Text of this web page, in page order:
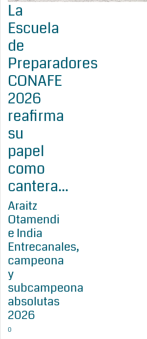
La
Escuela
de
Preparadores
CONAFE
2026
reafirma
su
papel
como
cantera...
Araitz
Otamendi
e India
Entrecanales,
campeona
y
subcampeona
absolutas
2026
0